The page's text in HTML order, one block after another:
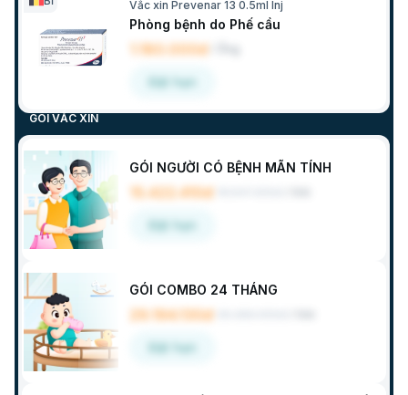
Vắc xin Prevenar 13 0.5ml Inj
Phòng bệnh do Phế cầu
1.180.000đ
Đặt hẹn
GÓI VẮC XIN
GÓI NGƯỜI CÓ BỆNH MÃN TÍNH
15.422.410đ
Đặt hẹn
GÓI COMBO 24 THÁNG
29.194.130đ
Đặt hẹn